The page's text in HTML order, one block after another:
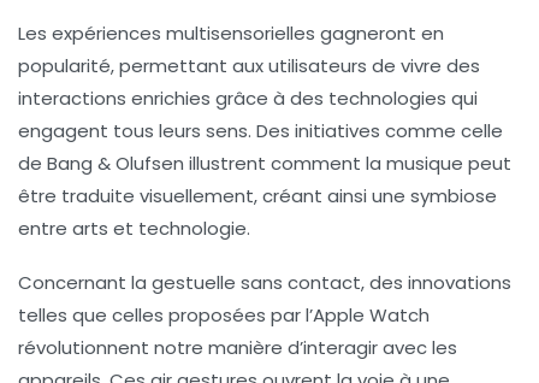
Les expériences multisensorielles gagneront en
popularité, permettant aux utilisateurs de vivre des
interactions enrichies grâce à des technologies qui
engagent tous leurs sens. Des initiatives comme celle
de Bang & Olufsen illustrent comment la musique peut
être traduite visuellement, créant ainsi une symbiose
entre arts et technologie.
Concernant la gestuelle sans contact, des innovations
telles que celles proposées par l’Apple Watch
révolutionnent notre manière d’interagir avec les